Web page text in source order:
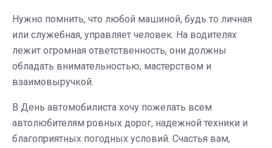
Нужно помнить, что любой машиной, будь то личная
или служебная, управляет человек. На водителях
лежит огромная ответственность, они должны
обладать внимательностью, мастерством и
взаимовыручкой.
В День автомобилиста хочу пожелать всем
автолюбителям ровных дорог, надежной техники и
благоприятных погодных условий. Счастья вам,